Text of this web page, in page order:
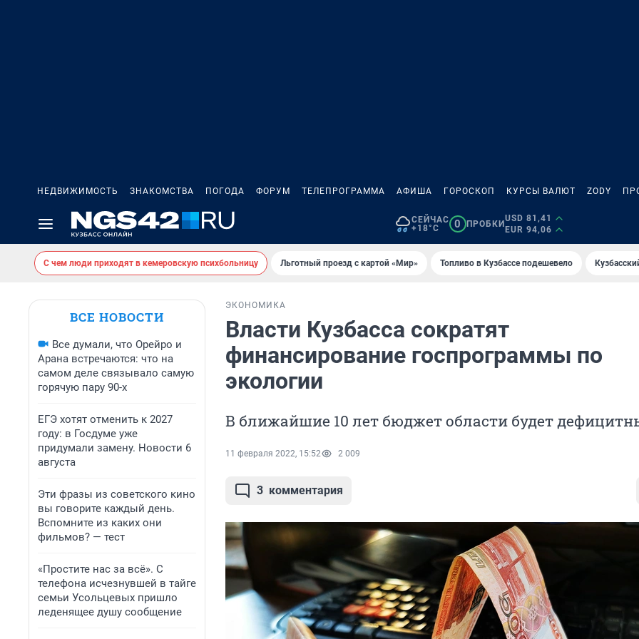
НЕДВИЖИМОСТЬ ЗНАКОМСТВА ПОГОДА ФОРУМ ТЕЛЕПРОГРАММА АФИША ГОРОСКОП КУРСЫ ВАЛЮТ ZODY
СЕЙЧАС
+18°C
0 ПРОБКИ
USD 81,41
EUR 94,06
С чем люди приходят в кемеровскую психбольницу Льготный проезд с картой «Мир» Топливо в Кузбассе подешевело
ВСЕ НОВОСТИ
Все думали, что Орейро и
Арана встречаются: что на
самом деле связывало самую
горячую пару 90-х
ЕГЭ хотят отменить к 2027
году: в Госдуме уже
придумали замену. Новости 6
августа
Эти фразы из советского кино
вы говорите каждый день.
Вспомните из каких они
фильмов? — тест
«Простите нас за всё». С
телефона исчезнувшей в тайге
семьи Усольцевых пришло
леденящее душу сообщение
ЭКОНОМИКА
Власти Кузбасса сократят
финансирование госпрограммы по
экологии
В ближайшие 10 лет бюджет области будет
11 февраля 2022, 15:52 2 009
3 комментария